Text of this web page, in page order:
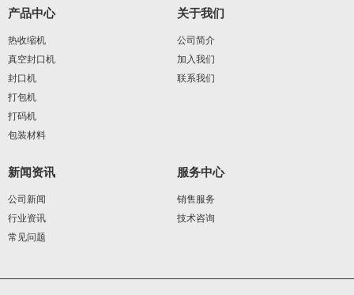
产品中心
热收缩机
真空封口机
封口机
打包机
打码机
包装材料
关于我们
公司简介
加入我们
联系我们
新闻资讯
公司新闻
行业资讯
常见问题
服务中心
销售服务
技术咨询